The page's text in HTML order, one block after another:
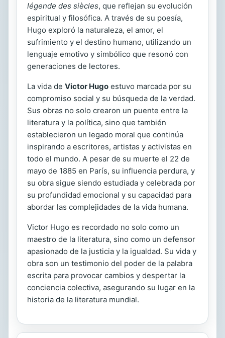
légende des siècles, que reflejan su evolución
espiritual y filosófica. A través de su poesía,
Hugo exploró la naturaleza, el amor, el
sufrimiento y el destino humano, utilizando un
lenguaje emotivo y simbólico que resonó con
generaciones de lectores.
La vida de Victor Hugo estuvo marcada por su
compromiso social y su búsqueda de la verdad.
Sus obras no solo crearon un puente entre la
literatura y la política, sino que también
establecieron un legado moral que continúa
inspirando a escritores, artistas y activistas en
todo el mundo. A pesar de su muerte el 22 de
mayo de 1885 en París, su influencia perdura, y
su obra sigue siendo estudiada y celebrada por
su profundidad emocional y su capacidad para
abordar las complejidades de la vida humana.
Victor Hugo es recordado no solo como un
maestro de la literatura, sino como un defensor
apasionado de la justicia y la igualdad. Su vida y
obra son un testimonio del poder de la palabra
escrita para provocar cambios y despertar la
conciencia colectiva, asegurando su lugar en la
historia de la literatura mundial.